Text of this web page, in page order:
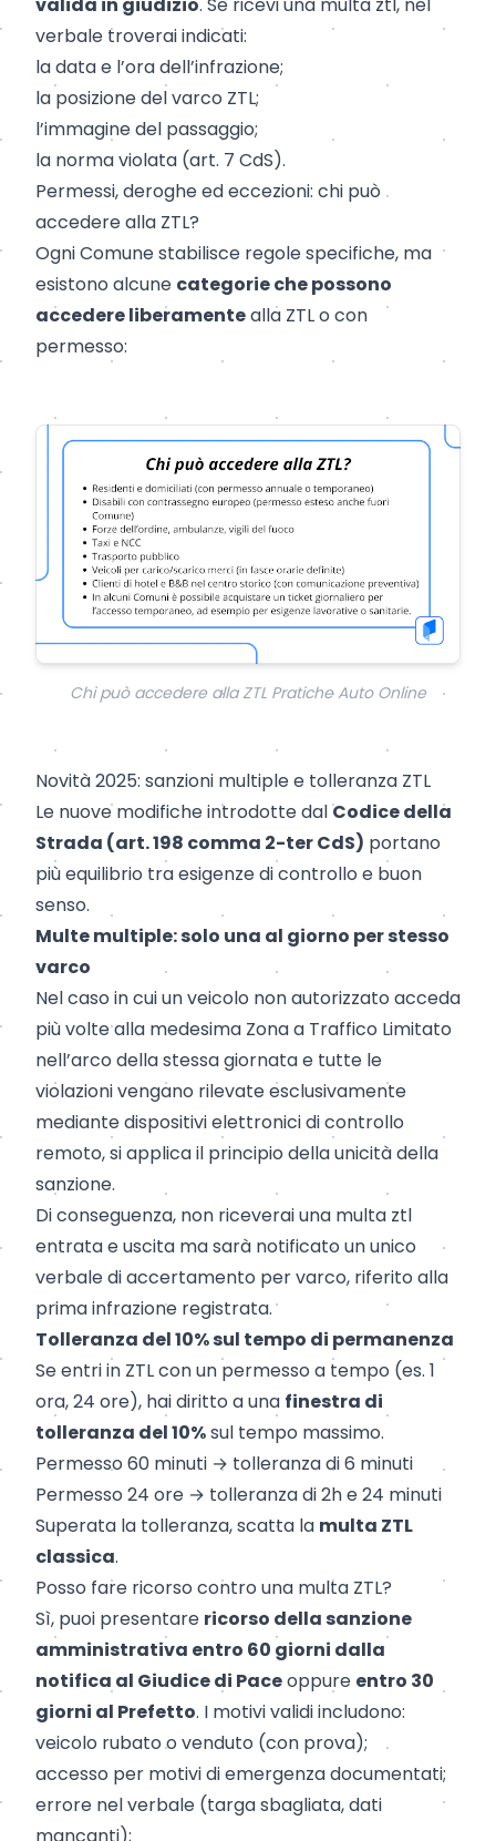
verbale troverai indicati:
la data e l’ora dell’infrazione;
la posizione del varco ZTL;
l’immagine del passaggio;
la norma violata (art. 7 CdS).
Permessi, deroghe ed eccezioni: chi può
accedere alla ZTL?
Ogni Comune stabilisce regole specifiche, ma
esistono alcune categorie che possono
accedere liberamentealla ZTL o con
permesso:
Chi può accedere alla ZTL Pratiche Auto Online
Novità 2025: sanzioni multiple e tolleranza ZTL
Le nuove modifiche introdotte dalCodice della
Strada (art. 198 comma 2-ter CdS) portano
più equilibrio tra esigenze di controllo e buon
senso.
Multe multiple: solo una al giorno per stesso
varco
Nel caso in cui un veicolo non autorizzato acceda
più volte alla medesima Zona a Traffico Limitato
nell’arco della stessa giornata e tutte le
violazioni vengano rilevate esclusivamente
mediante dispositivi elettronici di controllo
remoto, si applica il principio della unicità della
sanzione.
Di conseguenza, non riceverai una multa ztl
entrata e uscita ma sarà notificato un unico
verbale di accertamento per varco, riferito alla
prima infrazione registrata.
Tolleranza del 10% sul tempo di permanenza
Se entri in ZTL con un permesso a tempo (es. 1
ora, 24 ore), hai diritto a una finestra di
tolleranza del 10%sul tempo massimo.
Permesso 60 minuti → tolleranza di 6 minuti
Permesso 24 ore → tolleranza di 2h e 24 minuti
Superata la tolleranza, scatta la multa ZTL
classica.
Posso fare ricorso contro una multa ZTL?
Sì, puoi presentare ricorso della sanzione
amministrativa entro 60 giorni dalla
notifica al Giudice di Paceoppure entro 30
giorni al Prefetto. I motivi validi includono:
veicolo rubato o venduto (con prova);
accesso per motivi di emergenza documentati;
errore nel verbale (targa sbagliata, dati